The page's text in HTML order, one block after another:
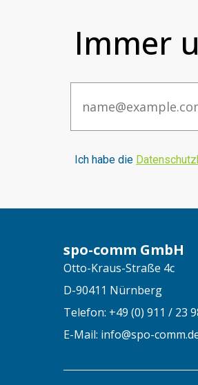
Immer
Ich habe die
spo-comm GmbH
Otto-Kraus-Straße 4c
D-90411 Nürnberg
Telefon: +49 (0) 911 / 23
E-Mail: info@spo-